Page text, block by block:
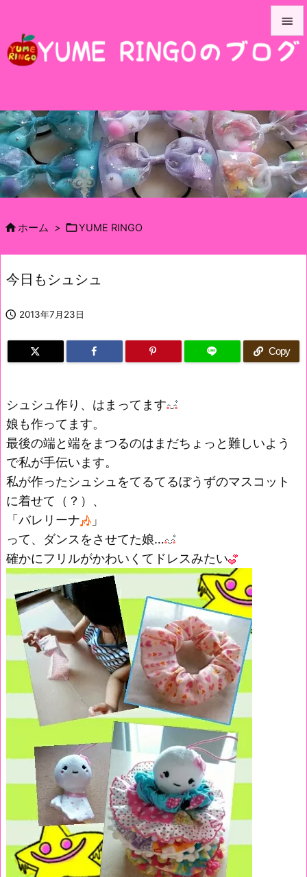



前へ

次へ

ホーム > YUME RINGO
今日もシュシュ
 2013年7月23日
Copy
シュシュ作り、はまってます
娘も作ってます。
最後の端と端をまつるのはまだちょっと難しいよう
で私が手伝います。
私が作ったシュシュをてるてるぼうずのマスコット
に着せて（？）、
「バレリーナ
」
って、ダンスをさせてた娘…
確かにフリルがかわいくてドレスみたい